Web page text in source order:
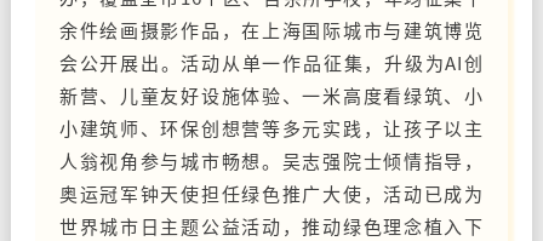
余件绘画摄影作品，在上海国际城市与建筑博览
会公开展出。活动从单一作品征集，升级为AI创
新营、儿童友好设施体验、一米高度看绿筑、小
小建筑师、环保创想营等多元实践，让孩子以主
人翁视角参与城市畅想。吴志强院士倾情指导，
奥运冠军钟天使担任绿色推广大使，活动已成为
世界城市日主题公益活动，推动绿色理念植入下